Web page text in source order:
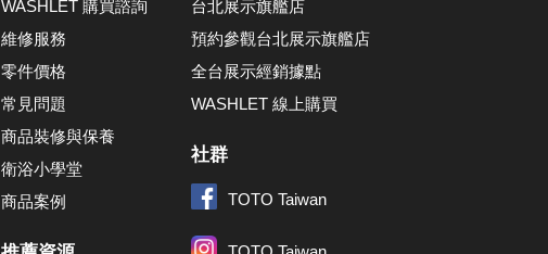
WASHLET 購買諮詢
維修服務
零件價格
常見問題
商品裝修與保養
衛浴小學堂
商品案例
台北展示旗艦店
預約參觀台北展示旗艦店
全台展示經銷據點
WASHLET 線上購買
社群
TOTO Taiwan